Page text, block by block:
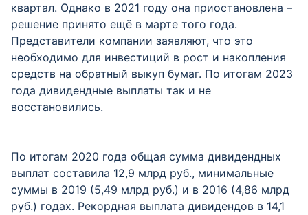
квартал. Однако в 2021 году она приостановлена –
решение принято ещё в марте того года.
Представители компании заявляют, что это
необходимо для инвестиций в рост и накопления
средств на обратный выкуп бумаг. По итогам 2023
года дивидендные выплаты так и не
восстановились.
По итогам 2020 года общая сумма дивидендных
выплат составила 12,9 млрд руб., минимальные
суммы в 2019 (5,49 млрд руб.) и в 2016 (4,86 млрд
руб.) годах. Рекордная выплата дивидендов в 14,1